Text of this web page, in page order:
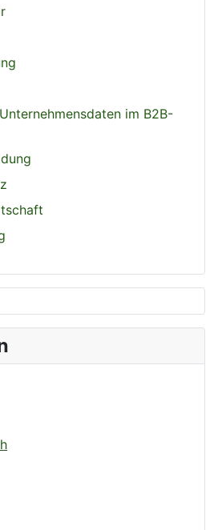
im B2B-